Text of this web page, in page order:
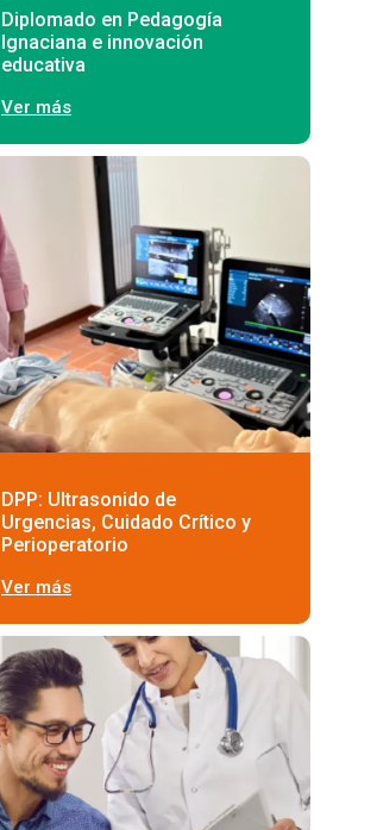
Diplomado en Pedagogía
Ignaciana e innovación
educativa
Ver más
DPP: Ultrasonido de
Urgencias, Cuidado Crítico y
Perioperatorio
Ver más